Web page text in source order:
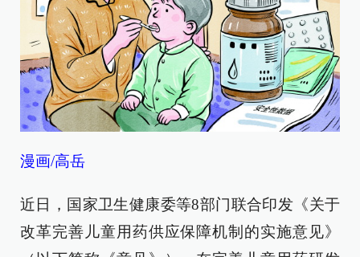
漫画/高岳
近日，国家卫生健康委等8部门联合印发《关于
改革完善儿童用药供应保障机制的实施意见》